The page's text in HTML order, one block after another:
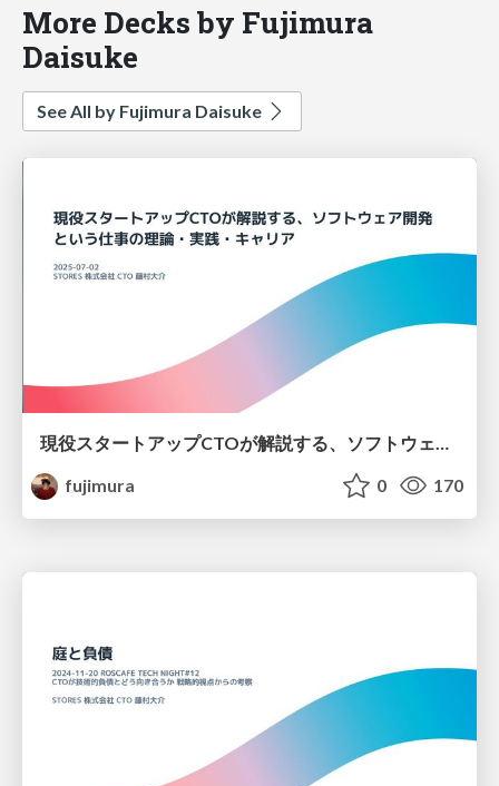
More Decks by Fujimura
Daisuke
See All by Fujimura Daisuke
現役スタートアップCTOが解説する、ソフトウェア開発という仕事の理論・実践・キャリア
fujimura
0 170